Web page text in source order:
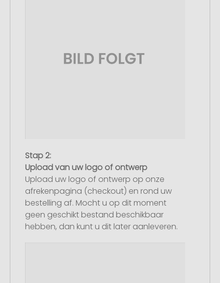
Stap 2:
Upload van uw logo of ontwerp
Upload uw logo of ontwerp op onze
afrekenpagina (checkout) en rond uw
bestelling af. Mocht u op dit moment
geen geschikt bestand beschikbaar
hebben, dan kunt u dit later aanleveren.